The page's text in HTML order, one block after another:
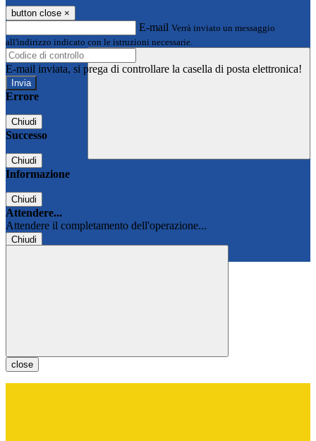
button close ×
E-mail Verrà inviato un messaggio
all'indirizzo indicato con le istruzioni necessarie.
E-mail inviata, si prega di controllare la casella di posta elettronica!
Errore
Chiudi
Successo
Chiudi
Informazione
Chiudi
Attendere...
Attendere il completamento dell'operazione...
Chiudi
close